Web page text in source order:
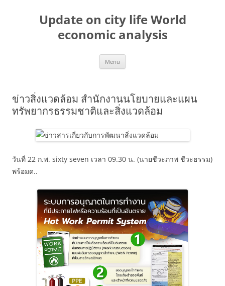
Update on city life World
economic analysis
Menu
ข่าวสิ่งแวดล้อม สำนักงานนโยบายและแผน
ทรัพยากรธรรมชาติและสิ่งแวดล้อม
วันที่ 22 ก.พ. sixty seven เวลา 09.30 น. (นายชีวะภาพ ชีวะธรรม)
พร้อมด..